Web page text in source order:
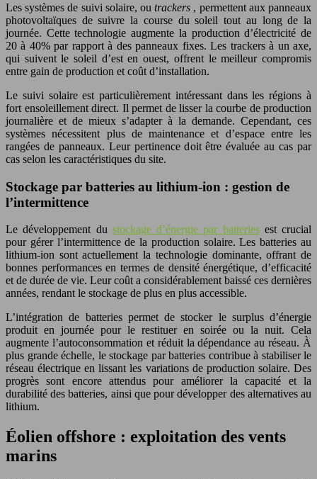
Les systèmes de suivi solaire, outrackers , permettent aux panneaux
photovoltaïques de suivre la course du soleil tout au long de la
journée. Cette technologie augmente la production d’électricité de
20 à 40% par rapport à des panneaux fixes. Les trackers à un axe,
qui suivent le soleil d’est en ouest, offrent le meilleur compromis
entre gain de production et coût d’installation.
Le suivi solaire est particulièrement intéressant dans les régions à
fort ensoleillement direct. Il permet de lisser la courbe de production
journalière et de mieux s’adapter à la demande. Cependant, ces
systèmes nécessitent plus de maintenance et d’espace entre les
rangées de panneaux. Leur pertinence doit être évaluée au cas par
cas selon les caractéristiques du site.
Stockage par batteries au lithium-ion : gestion de
l’intermittence
Le développement du stockage d’énergie par batteriesest crucial
pour gérer l’intermittence de la production solaire. Les batteries au
lithium-ion sont actuellement la technologie dominante, offrant de
bonnes performances en termes de densité énergétique, d’efficacité
et de durée de vie. Leur coût a considérablement baissé ces dernières
années, rendant le stockage de plus en plus accessible.
L’intégration de batteries permet de stocker le surplus d’énergie
produit en journée pour le restituer en soirée ou la nuit. Cela
augmente l’autoconsommation et réduit la dépendance au réseau. À
plus grande échelle, le stockage par batteries contribue à stabiliser le
réseau électrique en lissant les variations de production solaire. Des
progrès sont encore attendus pour améliorer la capacité et la
durabilité des batteries, ainsi que pour développer des alternatives au
lithium.
Éolien offshore : exploitation des vents
marins